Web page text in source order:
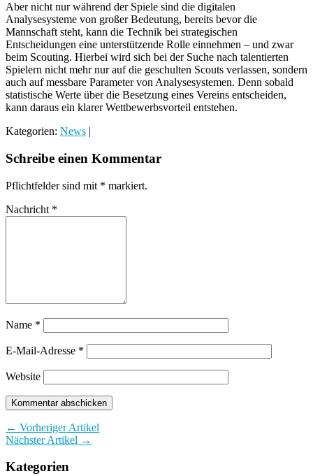
Aber nicht nur während der Spiele sind die digitalen
Analysesysteme von großer Bedeutung, bereits bevor die
Mannschaft steht, kann die Technik bei strategischen
Entscheidungen eine unterstützende Rolle einnehmen – und zwar
beim Scouting. Hierbei wird sich bei der Suche nach talentierten
Spielern nicht mehr nur auf die geschulten Scouts verlassen, sondern
auch auf messbare Parameter von Analysesystemen. Denn sobald
statistische Werte über die Besetzung eines Vereins entscheiden,
kann daraus ein klarer Wettbewerbsvorteil entstehen.
Kategorien: News |
Schreibe einen Kommentar
Pflichtfelder sind mit * markiert.
Nachricht *
Name *
E-Mail-Adresse *
Website
← Vorheriger Artikel
Nächster Artikel →
Kategorien